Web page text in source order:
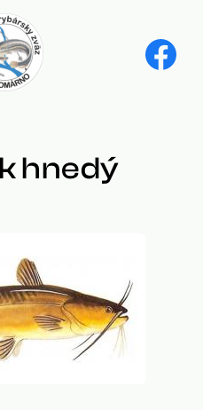
hnedý